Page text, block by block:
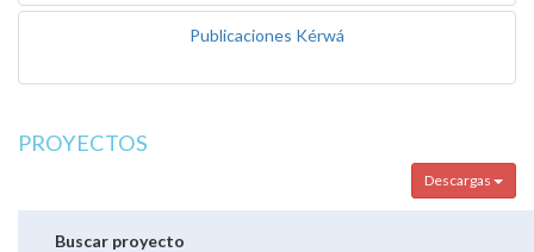
Publicaciones Kérwá
PROYECTOS
Descargas
Buscar proyecto